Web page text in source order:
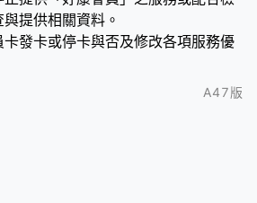
提供相關資料。
發卡或停卡與否及修改各項服務優
A47版